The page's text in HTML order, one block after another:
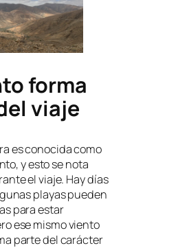
forma
viaje
es conocida como
y esto se nota
el viaje. Hay días
playas pueden
para estar
ese mismo viento
parte del carácter